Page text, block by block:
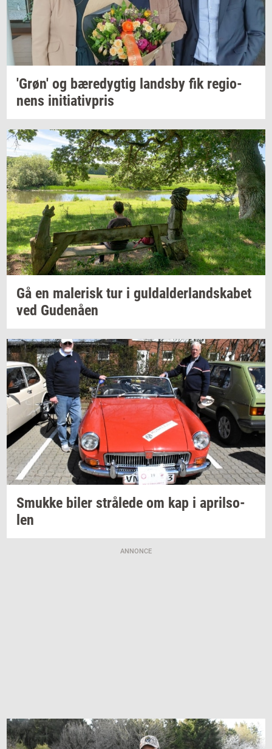
'Grøn' og bæ­re­dyg­tig lands­by fik re­gio­
nens ini­ti­a­tiv­pris
Gå en ma­le­risktur i gul­dal­der­land­ska­bet
ved Gu­denå­en
Smuk­ke biler strå­le­de om kap i april­so­
len
ANNONCE